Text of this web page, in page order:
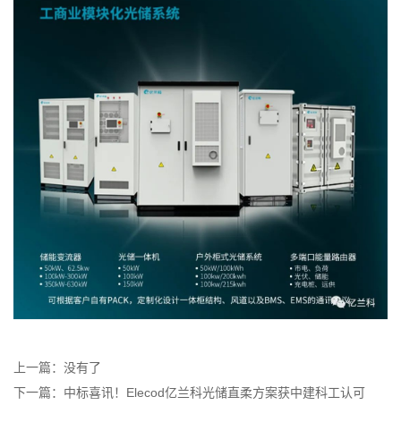
上一篇：没有了
下一篇：中标喜讯！Elecod亿兰科光储直柔方案获中建科工认可